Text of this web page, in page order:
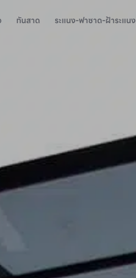
กันสาด ระแนง-ฟาซาด-ฝ้าระแนง